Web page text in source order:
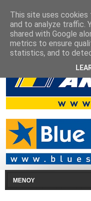
This site uses
and to analyze traffic.
shared with Google
metrics to ensure
statistics, and to